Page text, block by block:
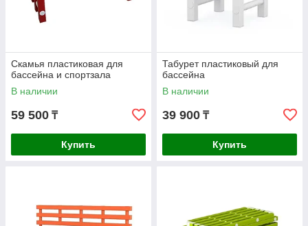
Скамья пластиковая для
бассейна и спортзала
В наличии
59 500 ₸
Купить
Табурет пластиковый для
бассейна
В наличии
39 900 ₸
Купить